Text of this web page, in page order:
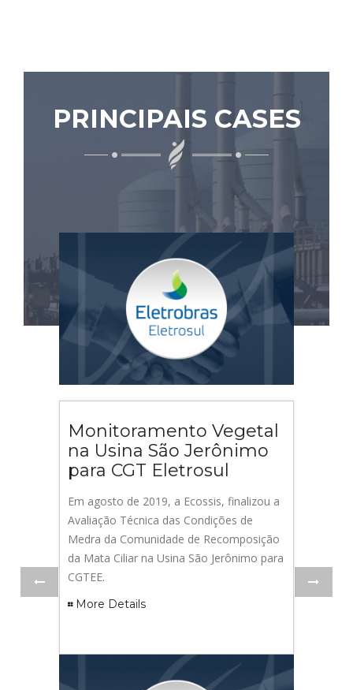
PRINCIPAIS CASES
Monitoramento Vegetal
na Usina São Jerônimo
para CGT Eletrosul
Em agosto de 2019, a Ecossis, finalizou a
Avaliação Técnica das Condições de
Medra da Comunidade de Recomposição
da Mata Ciliar na Usina São Jerônimo para
CGTEE.
More Details